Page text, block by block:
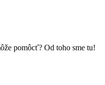
pomôcť? Od toho sme tu!